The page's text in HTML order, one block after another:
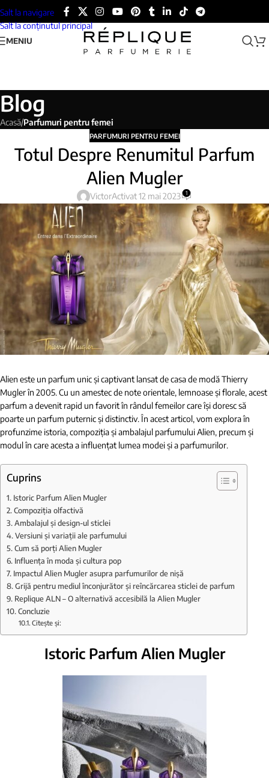
Salt la navigare
Salt la conținutul principal
MENIU
Blog
Acasă/Parfumuri pentru femei
PARFUMURI PENTRU FEMEI
Totul Despre Renumitul Parfum
Alien Mugler
VictorActivat 12 mai 2023 1
Alien este un parfum unic și captivant lansat de casa de modă Thierry
Mugler în 2005. Cu un amestec de note orientale, lemnoase și florale, acest
parfum a devenit rapid un favorit în rândul femeilor care își doresc să
poarte un parfum puternic și distinctiv. În acest articol, vom explora în
profunzime istoria, compoziția și ambalajul parfumului Alien, precum și
modul în care acesta a influențat lumea modei și a parfumurilor.
Cuprins
Istoric Parfum Alien Mugler
Compoziția olfactivă
Ambalajul și design-ul sticlei
Versiuni și variații ale parfumului
Cum să porți Alien Mugler
Influența în moda și cultura pop
Impactul Alien Mugler asupra parfumurilor de nișă
Grijă pentru mediul înconjurător și reîncărcarea sticlei de parfum
Replique ALN – O alternativă accesibilă la Alien Mugler
Concluzie
Citește și:
Istoric Parfum Alien Mugler